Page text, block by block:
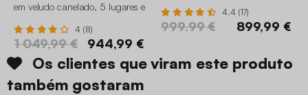
em veludo canelado, 5 lugares e
4 (8)
1 049,99 € 944,99 €
4.4 (17)
999,99 € 899,99 €
Os clientes que viram este produto
também gostaram